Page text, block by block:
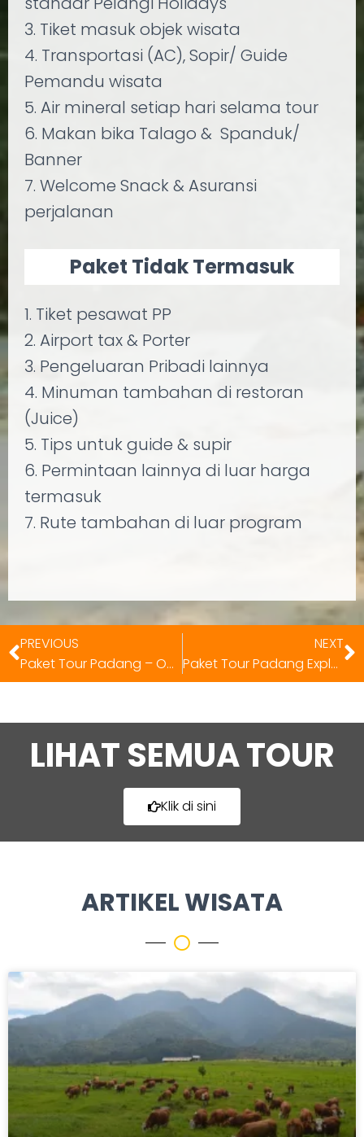
3. Tiket masuk objek wisata
4. Transportasi (AC), Sopir/ Guide
Pemandu wisata
5. Air mineral setiap hari selama tour
6. Makan bika Talago & Spanduk/
Banner
7. Welcome Snack & Asuransi
perjalanan
Paket Tidak Termasuk
1. Tiket pesawat PP
2. Airport tax & Porter
3. Pengeluaran Pribadi lainnya
4. Minuman tambahan di restoran
(Juice)
5. Tips untuk guide & supir
6. Permintaan lainnya di luar harga
termasuk
7. Rute tambahan di luar program
PREVIOUS
Paket Tour Padang – Outing Perusahaan 3 Hari 2 Malam
NEXT
Paket Tour Padang Explore Danau Kembar 2 Hari 1 Malam
LIHAT SEMUA TOUR
Klik di sini
ARTIKEL WISATA